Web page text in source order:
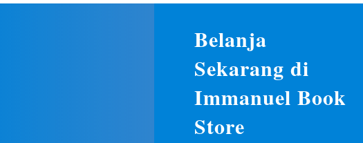
Belanja
Sekarang di
Immanuel Book
Store